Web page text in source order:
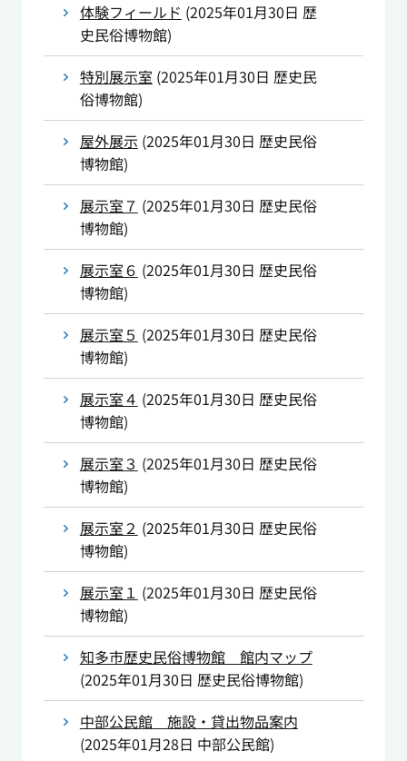
体験フィールド (2025年01月30日 歴
史民俗博物館)
特別展示室 (2025年01月30日 歴史民
俗博物館)
屋外展示 (2025年01月30日 歴史民俗
博物館)
展示室７ (2025年01月30日 歴史民俗
博物館)
展示室６ (2025年01月30日 歴史民俗
博物館)
展示室５ (2025年01月30日 歴史民俗
博物館)
展示室４ (2025年01月30日 歴史民俗
博物館)
展示室３ (2025年01月30日 歴史民俗
博物館)
展示室２ (2025年01月30日 歴史民俗
博物館)
展示室１ (2025年01月30日 歴史民俗
博物館)
知多市歴史民俗博物館 館内マップ
(2025年01月30日 歴史民俗博物館)
中部公民館 施設・貸出物品案内
(2025年01月28日 中部公民館)